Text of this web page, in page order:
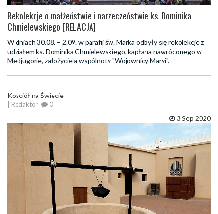
Rekolekcje o małżeństwie i narzeczeństwie ks. Dominika
Chmielewskiego [RELACJA]
W dniach 30.08. – 2.09. w parafii św. Marka odbyły się rekolekcje z
udziałem ks. Dominika Chmielewskiego, kapłana nawróconego w
Medjugorie, założyciela wspólnoty "Wojownicy Maryi".
Kościół na Świecie
| Redaktor 0
3 Sep 2020